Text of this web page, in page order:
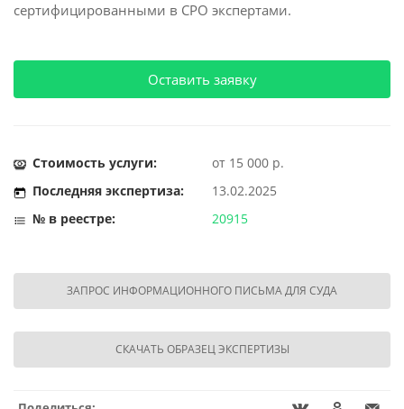
сертифицированными в СРО экспертами.
Оставить заявку
Стоимость услуги:
от 15 000 р.
Последняя экспертиза:
13.02.2025
№ в реестре:
20915
ЗАПРОС ИНФОРМАЦИОННОГО ПИСЬМА ДЛЯ СУДА
СКАЧАТЬ ОБРАЗЕЦ ЭКСПЕРТИЗЫ